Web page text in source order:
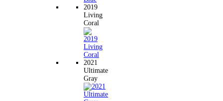
2019
Living
Coral
2021
Ultimate
Gray